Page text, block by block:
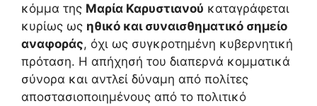
κόμμα της Μαρία Καρυστιανού καταγράφεται
κυρίως ως ηθικό και συναισθηματικό σημείο
αναφοράς, όχι ως συγκροτημένη κυβερνητική
πρόταση. Η απήχησή του διαπερνά κομματικά
σύνορα και αντλεί δύναμη από πολίτες
αποστασιοποιημένους από το πολιτικό